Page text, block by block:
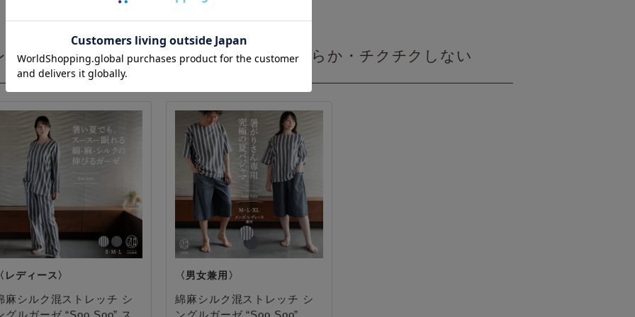
ッチ＝究極の夏パジャマ サラサラ・やわらか・チクチクしない
麻シルク混ストレッチ シ
グルガーゼ “Soo Soo” ス
綿麻シルク混ストレッチ シ
ングルガーゼ “Soo Soo”